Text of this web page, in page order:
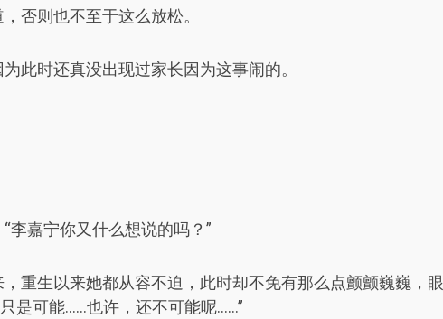
否则也不至于这么放松。
此时还真没出现过家长因为这事闹的。
李嘉宁你又什么想说的吗？”
重生以来她都从容不迫，此时却不免有那么点颤颤巍巍，
是可能……也许，还不可能呢……”